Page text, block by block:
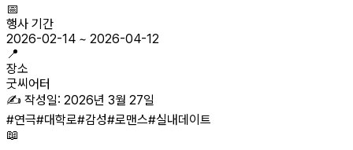
📅
행사 기간
2026-02-14 ~ 2026-04-12
📍
장소
굿씨어터
✍️ 작성일: 2026년 3월 27일
#연극#대학로#감성#로맨스#실내데이트
📖